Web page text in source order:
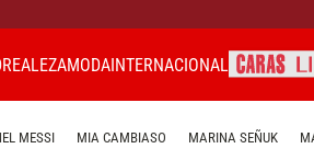
REALEZAMODAINTERNACIONAL
MESSI MIA CAMBIASO MARINA SEÑUK